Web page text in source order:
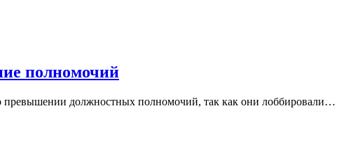
полномочий
превышении должностных полномочий, так как они лоббировали…